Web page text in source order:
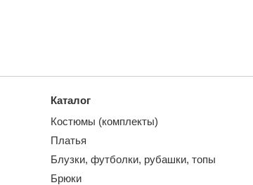
Каталог
Костюмы (комплекты)
Платья
Блузки, футболки, рубашки, топы
Брюки